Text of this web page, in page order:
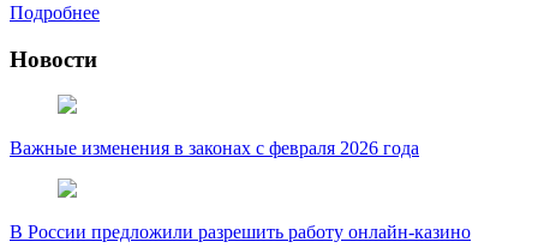
Подробнее
Новости
Важные изменения в законах с февраля 2026 года
В России предложили разрешить работу онлайн-казино